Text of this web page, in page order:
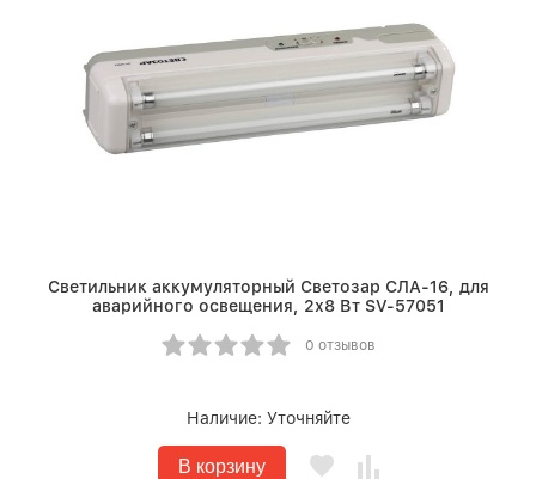
Светильник аккумуляторный Светозар СЛА-16, для
аварийного освещения, 2х8 Вт SV-57051
0 отзывов
Наличие: Уточняйте
В корзину